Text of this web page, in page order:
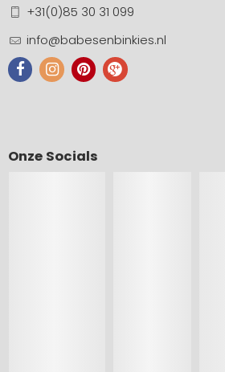
+31(0)85 30 31 099
info@babesenbinkies.nl
Onze Socials